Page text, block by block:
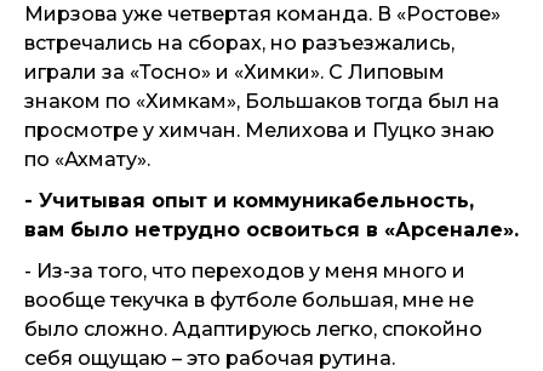
Мирзова уже четвертая команда. В «Ростове»
встречались на сборах, но разъезжались,
играли за «Тосно» и «Химки». С Липовым
знаком по «Химкам», Большаков тогда был на
просмотре у химчан. Мелихова и Пуцко знаю
по «Ахмату».
- Учитывая опыт и коммуникабельность,
вам было нетрудно освоиться в «Арсенале».
- Из-за того, что переходов у меня много и
вообще текучка в футболе большая, мне не
было сложно. Адаптируюсь легко, спокойно
себя ощущаю – это рабочая рутина.